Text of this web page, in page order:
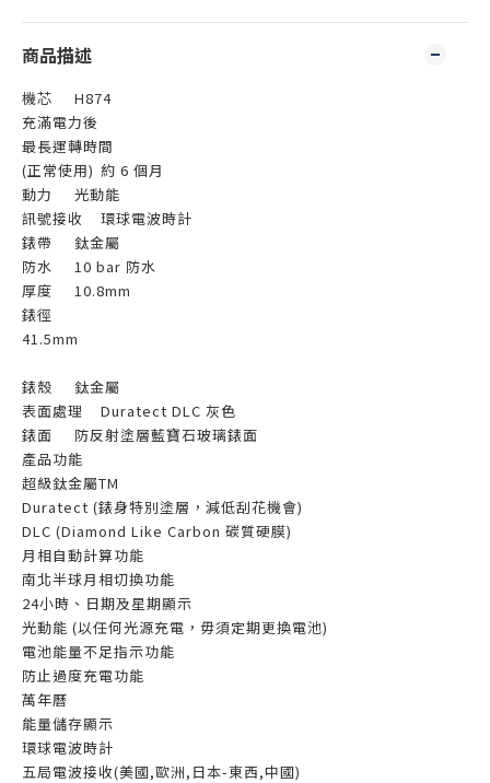
商品描述
機芯
H874
充滿電力後
最長運轉時間
(正常使用) 約 6 個月
動力
光動能
訊號接收
環球電波時計
錶帶
鈦金屬
防水
10 bar 防水
厚度
10.8mm
錶徑
41.5mm
錶殼
鈦金屬
表面處理
Duratect DLC 灰色
錶面
防反射塗層藍寶石玻璃錶面
產品功能
超級鈦金屬TM
Duratect (錶身特別塗層，減低刮花機會)
DLC (Diamond Like Carbon 碳質硬膜)
月相自動計算功能
南北半球月相切換功能
24小時、日期及星期顯示
光動能 (以任何光源充電，毋須定期更換電池)
電池能量不足指示功能
防止過度充電功能
萬年曆
能量儲存顯示
環球電波時計
五局電波接收(美國,歐洲,日本-東西,中國)